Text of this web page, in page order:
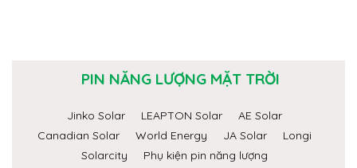
PIN NĂNG LƯỢNG MẶT TRỜI
Jinko Solar LEAPTON Solar
AE Solar
Canadian Solar
World Energy JA Solar
Longi
Solarcity
Phụ kiện pin năng lượng